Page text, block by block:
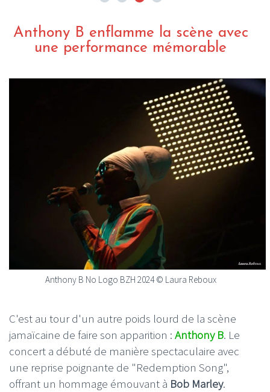
Anthony B enflamme la scène avec
une performance mémorable
Anthony B No Logo BZH 2024 © Laura Reboux
C'est au tour d'un autre poids lourd de la scène
jamaïcaine de faire son apparition : Anthony B. Le
concert a débuté de manière spectaculaire avec
une reprise poignante de "Redemption Song",
offrant un hommage émouvant à Bob Marley.